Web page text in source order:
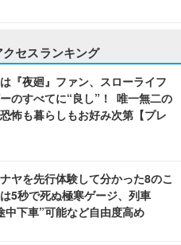
セスランキング
『夜廻』ファン、スローライフ
のすべてに“良し”！ 唯一無二の
怖も暮らしもお好み次第【プレ
ヤを先行体験して分かった8のこ
5秒で死ぬ極寒ゲージ、列車
中下車”可能など自由度高め